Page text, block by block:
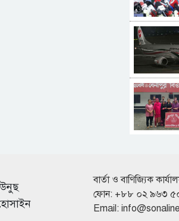
বার্তা ও বাণিজ্যিক
ফোন: +৮৮ ০২ ৯৬৩
Email: